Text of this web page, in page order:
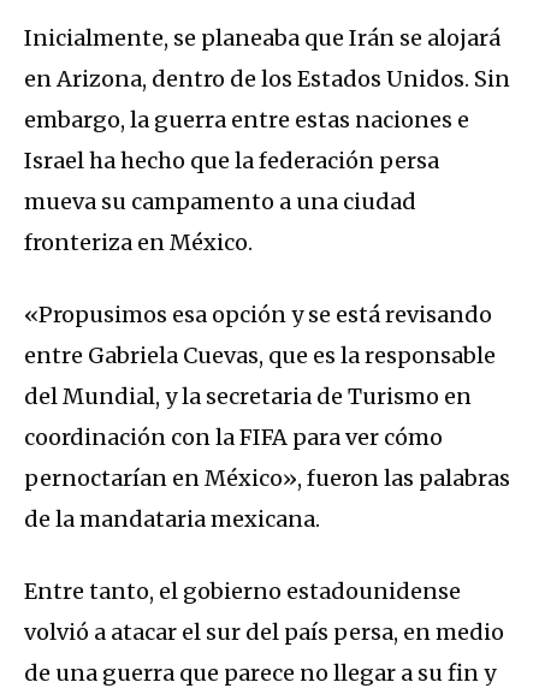
Inicialmente, se planeaba que Irán se alojará
en Arizona, dentro de los Estados Unidos. Sin
embargo, la guerra entre estas naciones e
Israel ha hecho que la federación persa
mueva su campamento a una ciudad
fronteriza en México.
«Propusimos esa opción y se está revisando
entre Gabriela Cuevas, que es la responsable
del Mundial, y la secretaria de Turismo en
coordinación con la FIFA para ver cómo
pernoctarían en México», fueron las palabras
de la mandataria mexicana.
Entre tanto, el gobierno estadounidense
volvió a atacar el sur del país persa, en medio
de una guerra que parece no llegar a su fin y